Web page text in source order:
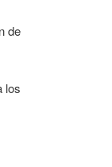
de
los